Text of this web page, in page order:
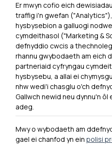
Dewislen Troedyn
Newyddion
Ymuno â ni
Hygyrchedd
Hysbysiad Preifatrwydd
Cysylltu â ni
0300 790 0203 Mae ein
Er mwyn cofio eich
traffig i'n gwefan
hysbysebion a galluogi
cymdeithasol ("Marketing &
defnyddio cwcis a
rhannu gwybodaeth am eich
partneriaid cyfryngau
hysbysebu, a allai ei
nhw wedi'i chasglu o'ch
Gallwch newid neu dynnu'n ôl
adeg.
Mwy o wybodaeth am
gael ei chanfod yn ein polisi